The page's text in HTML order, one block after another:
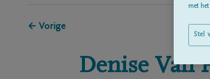
← Vorige
Denise Van
met
Stel